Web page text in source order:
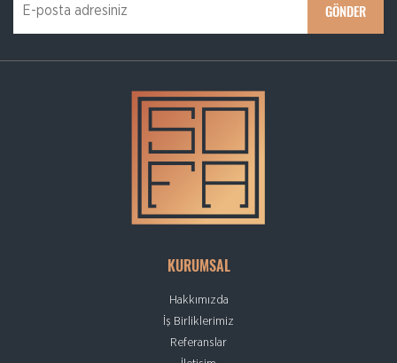
KURUMSAL
Hakkımızda
İş Birliklerimiz
Referanslar